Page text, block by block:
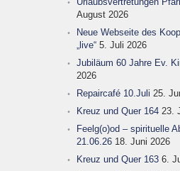
August 2026
Neue Webseite des
„live“ 5. Juli 2026
Jubiläum 60 Jahre Ev.
2026
Repaircafé 10.Juli 25.
Kreuz und Quer 164 23.
Feelg(o)od – spirituelle
21.06.26 18. Juni 2026
Kreuz und Quer 163 6.